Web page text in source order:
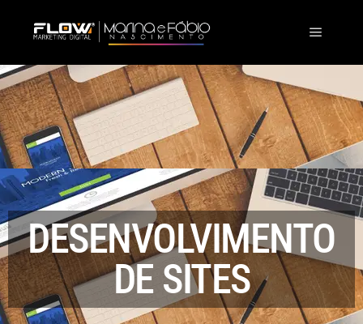
DESENVOLVIMENTO
DE SITES